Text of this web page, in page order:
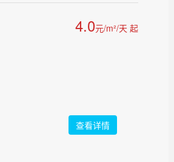
4.0元/m²/天 起
查看详情